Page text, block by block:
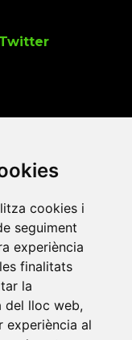
cookies i
seguiment
experiència
finalitats
la
del lloc web,
experiència al